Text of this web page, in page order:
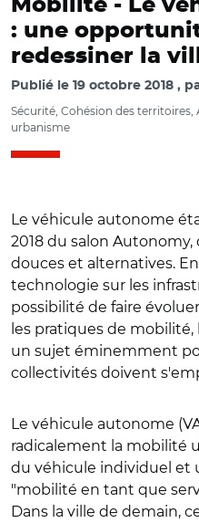
Mobilité - Le
: une
redessiner la
Publié le 19 octobre 2018
Sécurité, Cohésion des
urbanisme
Le véhicule autonome
2018 du salon
douces et alternatives.
technologie sur les
possibilité de faire
les pratiques de
un sujet éminemment
collectivités doivent
Le véhicule autonome
radicalement la mobilité
du véhicule individuel et
"mobilité en tant que
Dans la ville de demain,